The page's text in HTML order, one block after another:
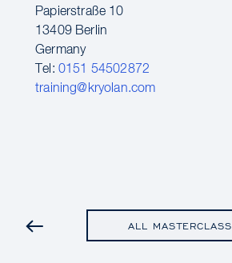
Papierstraße 10
13409 Berlin
Germany
Tel: 0151 54502872
training@kryolan.com
PREVIOUS
ALL MASTERCLASS